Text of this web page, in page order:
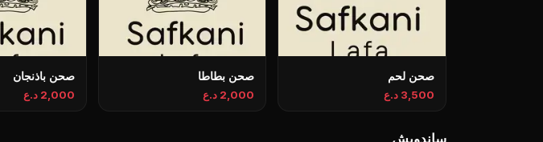
صحن لحم
3,500 د.ع
صحن بطاطا
2,000 د.ع
صحن باذنجان
2,000 د.ع
ساندويش